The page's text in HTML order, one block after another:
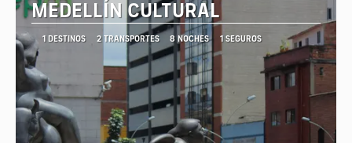
MEDELLÍN CULTURAL
1 DESTINOS 2 TRANSPORTES 8 NOCHES 1 SEGUROS